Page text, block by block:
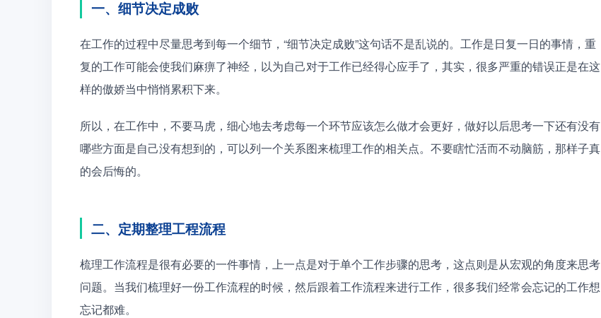
一、细节决定成败
在工作的过程中尽量思考到每一个细节，“细节决定成败”这句话不是乱说的。工作是日复一日的事情，重
复的工作可能会使我们麻痹了神经，以为自己对于工作已经得心应手了，其实，很多严重的错误正是在这
样的傲娇当中悄悄累积下来。
所以，在工作中，不要马虎，细心地去考虑每一个环节应该怎么做才会更好，做好以后思考一下还有没有
哪些方面是自己没有想到的，可以列一个关系图来梳理工作的相关点。不要瞎忙活而不动脑筋，那样子真
的会后悔的。
二、定期整理工程流程
梳理工作流程是很有必要的一件事情，上一点是对于单个工作步骤的思考，这点则是从宏观的角度来思考
问题。当我们梳理好一份工作流程的时候，然后跟着工作流程来进行工作，很多我们经常会忘记的工作想
忘记都难。